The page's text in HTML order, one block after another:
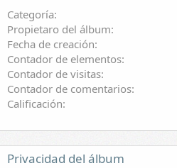
Categoría
Propietaro del álbum
Fecha de creación
Contador de elementos
Contador de visitas
Contador de comentarios
Calificación
Privacidad del álbum